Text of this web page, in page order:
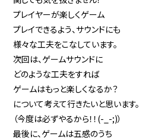
プレイヤーが楽しくゲーム
プレイできるよう、サウンドにも
様々な工夫をこなしています。
次回は、ゲームサウンドに
どのような工夫をすれば
ゲームはもっと楽しくなるか？
について考えて行きたいと思います。
（今度は必ずやるから！！(-_-;)）
最後に、ゲームは五感のうち